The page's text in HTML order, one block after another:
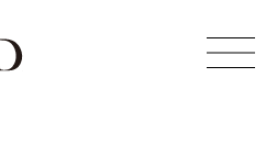
株式会社